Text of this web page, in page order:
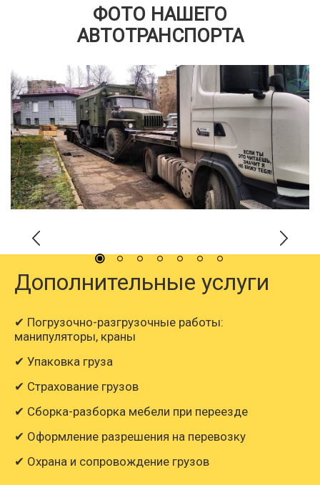
ФОТО НАШЕГО
АВТОТРАНСПОРТА
Дополнительные услуги
✔ Погрузочно-разгрузочные работы:
манипуляторы, краны
✔ Упаковка груза
✔ Страхование грузов
✔ Сборка-разборка мебели при переезде
✔ Оформление разрешения на перевозку
✔ Охрана и сопровождение грузов